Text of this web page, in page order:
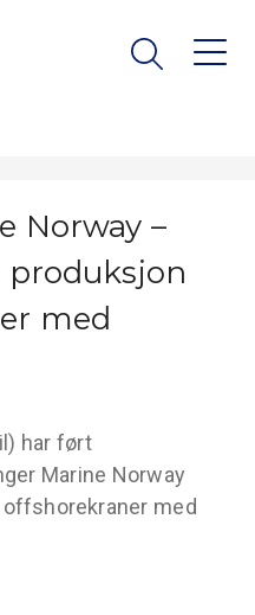
Norway –
produksjon
med
har ført
Marine Norway
med